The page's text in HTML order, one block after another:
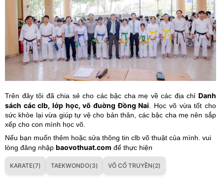
Trên đây tôi đã chia sẻ cho các bậc cha mẹ về các địa chỉ Danh
sách các clb, lớp học, võ đuờng Đồng Nai . Học võ vừa tốt cho
sức khỏe lại vừa giúp tự vệ cho bản thân, các bậc cha mẹ nên sắp
xếp cho con mình học võ.
Nếu bạn muốn thêm hoặc sửa thông tin clb võ thuật của mình. vui
lòng đăng nhập baovothuat.com để thực hiện
KARATE(7) TAEKWONDO(3) VÕ CỔ TRUYỀN(2)